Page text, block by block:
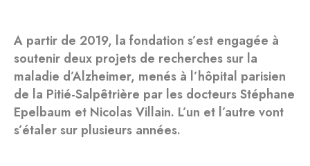
A partir de 2019, la fondation s’est engagée à
soutenir deux projets de recherches sur la
maladie d’Alzheimer, menés à l’hôpital parisien
de la Pitié-Salpêtrière par les docteurs Stéphane
Epelbaum et Nicolas Villain. L’un et l’autre vont
s’étaler sur plusieurs années.